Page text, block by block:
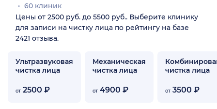
60 клиник
Цены от 2500 руб. до 5500 руб.. Выберите клинику
для записи на чистку лица по рейтингу на базе
2421 отзыва.
Ультразвуковая
чистка лица
от 2500 ₽
Механическая
чистка лица
от 4900 ₽
чистка лица
от 3500 ₽